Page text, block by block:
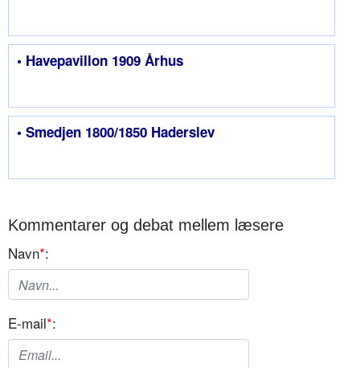
• Havepavillon 1909 Århus
• Smedjen 1800/1850 Haderslev
Kommentarer og debat mellem læsere
Navn*:
E-mail*: